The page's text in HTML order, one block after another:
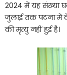
2024 में यह संख्या
जुलाई तक पटना में
की मृत्यु नहीं हुई है।